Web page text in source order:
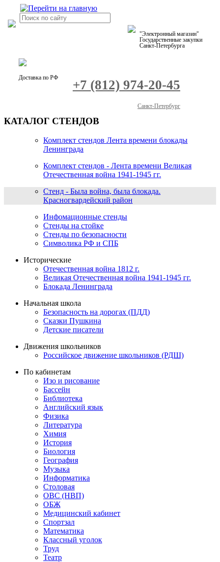
"Электронный магазин"
Государственные закупки
Санкт-Петербурга
Доставка по РФ +7 (812) 974-20-45
Санкт-Петербург
КАТАЛОГ СТЕНДОВ
Комплект стендов Лента времени блокады
Ленинграда
Комплект стендов - Лента времени Великая
Отечественная война 1941-1945 гг.
Стенд - Была война, была блокада.
Красногвардейский район
Инфомационные стенды
Стенды на стойке
Стенды по безопасности
Символика РФ и СПБ
Исторические
Отечественная война 1812 г.
Великая Отечественная война 1941-1945 гг.
Блокада Ленинграда
Начальная школа
Безопасность на дорогах (ПДД)
Сказки Пушкина
Детские писатели
Движения школьников
Российское движение школьников (РДШ)
По кабинетам
Изо и рисование
Бассейн
Библиотека
Английский язык
Физика
Литература
Химия
История
Биология
География
Музыка
Информатика
Столовая
ОВС (НВП)
ОБЖ
Медицинский кабинет
Спортзал
Математика
Классный уголок
Труд
Театр